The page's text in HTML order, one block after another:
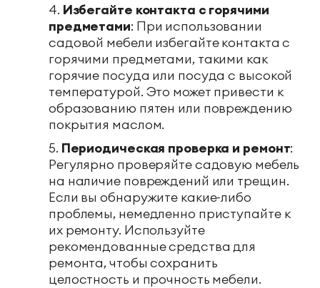
Избегайте контакта с горячими
предметами: При использовании
садовой мебели избегайте контакта с
горячими предметами, такими как
горячие посуда или посуда с высокой
температурой. Это может привести к
образованию пятен или повреждению
покрытия маслом.
Периодическая проверка и ремонт:
Регулярно проверяйте садовую мебель
на наличие повреждений или трещин.
Если вы обнаружите какие-либо
проблемы, немедленно приступайте к
их ремонту. Используйте
рекомендованные средства для
ремонта, чтобы сохранить
целостность и прочность мебели.